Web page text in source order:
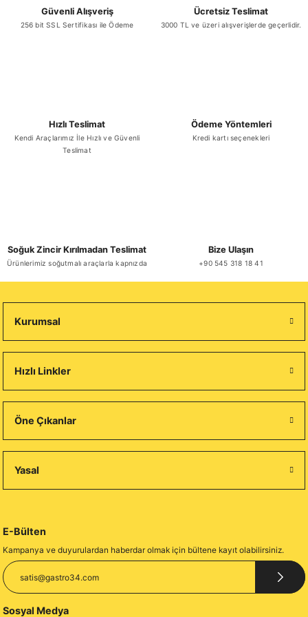
Güvenli Alışveriş
256 bit SSL Sertifikası ile Ödeme
Ücretsiz Teslimat
3000 TL ve üzeri alışverişlerde geçerlidir.
Hızlı Teslimat
Kendi Araçlarımız İle Hızlı ve Güvenli
Teslimat
Ödeme Yöntemleri
Kredi kartı seçenekleri
Soğuk Zincir Kırılmadan Teslimat
Ürünlerimiz soğutmalı araçlarla kapnızda
Bize Ulaşın
+90 545 318 18 41
Kurumsal
Hızlı Linkler
Öne Çıkanlar
Yasal
E-Bülten
Kampanya ve duyurulardan haberdar olmak için bültene kayıt olabilirsiniz.
Sosyal Medya